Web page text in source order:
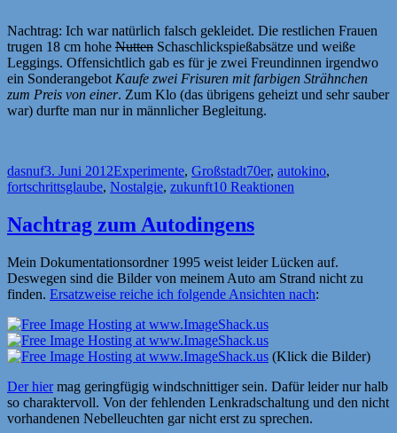
Nachtrag: Ich war natürlich falsch gekleidet. Die restlichen Frauen
trugen 18 cm hohe Nutten Schaschlickspießabsätze und weiße
Leggings. Offensichtlich gab es für je zwei Freundinnen irgendwo
ein Sonderangebot Kaufe zwei Frisuren mit farbigen Strähnchen
zum Preis von einer. Zum Klo (das übrigens geheizt und sehr sauber
war) durfte man nur in männlicher Begleitung.
Autor
dasnufVeröffentlicht
am
3. Juni 2012Kategorien
Experimente, GroßstadtSchlagwörter
70er, autokino,
fortschrittsglaube, Nostalgie, zukunft10 Reaktionen
Nachtrag zum Autodingens
Mein Dokumentationsordner 1995 weist leider Lücken auf.
Deswegen sind die Bilder von meinem Auto am Strand nicht zu
finden. Ersatzweise reiche ich folgende Ansichten nach:
(Klick die Bilder)
Der hiermag geringfügig windschnittiger sein. Dafür leider nur halb
so charaktervoll. Von der fehlenden Lenkradschaltung und den nicht
vorhandenen Nebelleuchten gar nicht erst zu sprechen.